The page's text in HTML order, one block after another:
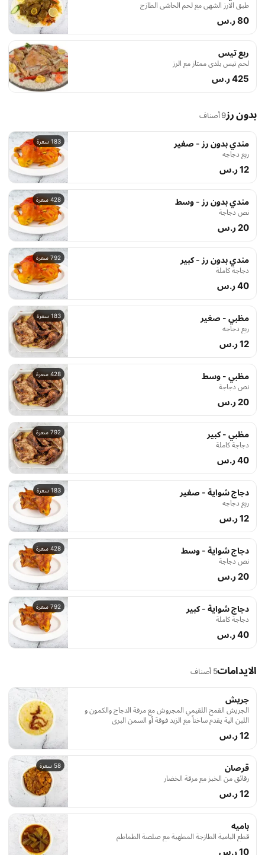
طبق الارز الشهي مع لحم الحاشي الطازج
80 ر.س
ربع تيس
لحم تيس بلدي ممتاز مع الرز
425 ر.س
بدون رز9 أصناف
183 سعرة مندي بدون رز - صغير
ربع دجاجه
12 ر.س
428 سعرة مندي بدون رز - وسط
نص دجاجة
20 ر.س
792 سعرة مندي بدون رز - كبير
دجاجة كاملة
40 ر.س
183 سعرة مظبي - صغير
ربع دجاجه
12 ر.س
428 سعرة مظبي - وسط
نص دجاجة
20 ر.س
792 سعرة مظبي - كبير
دجاجة كاملة
40 ر.س
183 سعرة دجاج شواية - صغير
ربع دجاجه
12 ر.س
428 سعرة دجاج شواية - وسط
نص دجاجة
20 ر.س
792 سعرة دجاج شواية - كبير
دجاجة كاملة
40 ر.س
الايدامات5 أصناف
جريش
الجريش القمح اللقيمي المجروش مع مرقة الدجاج والكمون و
اللبن الية يقدم ساخناً مع الزبد فوقة أو السمن البري
12 ر.س
58 سعرة قرصان
رقائق من الخبز مع مرقة الخضار
12 ر.س
باميه
قطع البامية الطازجة المطهية مع صلصة الطماطم
10 ر.س